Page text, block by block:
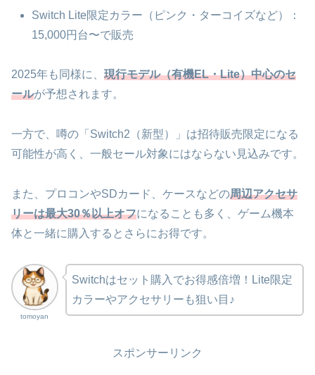
Switch Lite限定カラー（ピンク・ターコイズなど）：
15,000円台〜で販売
2025年も同様に、 現行モデル（有機EL・Lite）中心のセ
ールが予想されます。
一方で、噂の「Switch2（新型）」は招待販売限定になる
可能性が高く、一般セール対象にはならない見込みです。
また、プロコンやSDカード、ケースなどの周辺アクセサ
リーは最大30％以上オフになることも多く、ゲーム機本
体と一緒に購入するとさらにお得です。
tomoyan
Switchはセット購入でお得感倍増！Lite限定
カラーやアクセサリーも狙い目♪
スポンサーリンク